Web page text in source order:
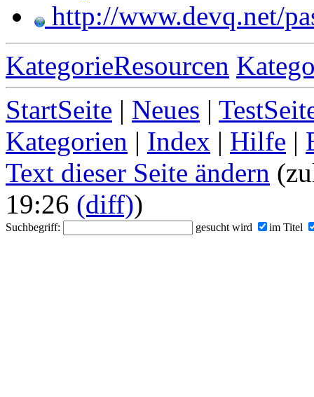
http://www.devq.net/
KategorieResourcen
StartSeite | Neues |
Kategorien | Index | Hilfe |
Text dieser Seite ändern
19:26 (diff))
Suchbegriff: gesucht wird im Titel